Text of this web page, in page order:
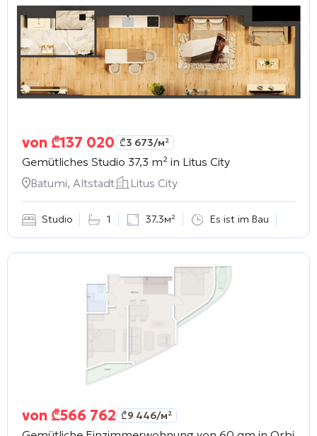
von ₾137 020 ₾3 673/м²
Gemütliches Studio 37,3 m² in Litus City
Batumi, Altstadt
Litus City
Studio 1 37.3м² Es ist im Bau
von ₾566 762 ₾9 446/м²